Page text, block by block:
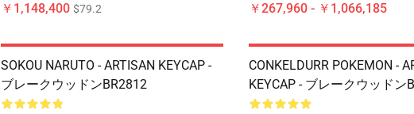
￥1,148,400 $79.2 ￥267,960 - ￥1,066,185
SOKOU NARUTO - ARTISAN KEYCAP -
ブレークウッドンBR2812
CONKELDURR POKEMON -
KEYCAP - ブレークウッドン